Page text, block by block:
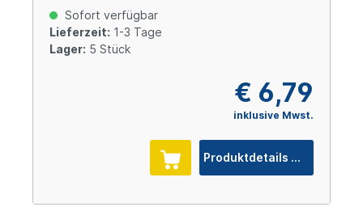
Sofort verfügbar
Lieferzeit: 1-3 Tage
Lager: 5 Stück
€ 6,79
inklusive Mwst.
Produktdetails